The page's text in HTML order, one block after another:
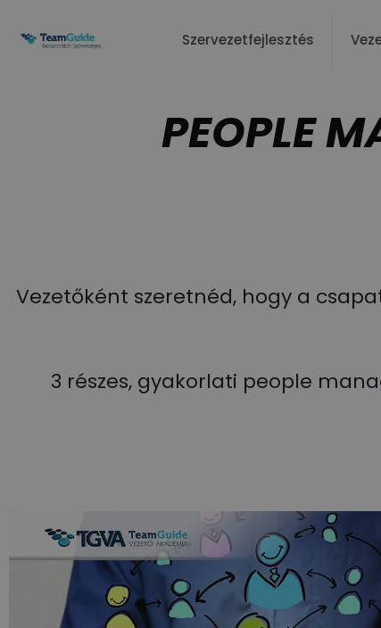
Szervezetfejlesztés
PEOPLE
Vezetőként szeretnéd, hogy a
3 részes, gyakorlati people